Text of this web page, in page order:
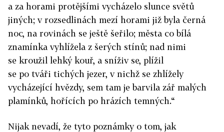
a za horami protějšími vycházelo slunce světů
jiných; v rozsedlinách mezí horami již byla černá
noc, na rovinách se ještě šeřilo; města co bílá
znamínka vyhlížela z šerých stínů; nad nimi
se kroužil lehký kouř, a sníživ se, plížil
se po tváři tichých jezer, v nichž se zhlížely
vycházející hvězdy, sem tam je barvila zář malých
plamínků, hořících po hrázích temných.“
Nijak nevadí, že tyto poznámky o tom, jak